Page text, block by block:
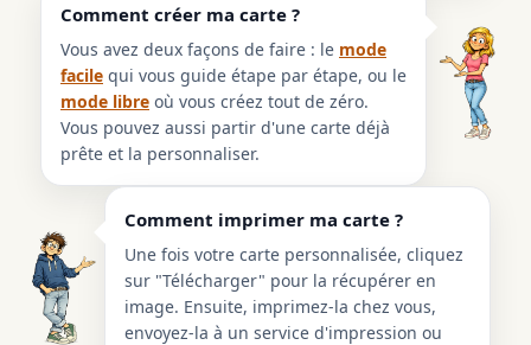
Comment créer ma carte ?
Vous avez deux façons de faire : le mode
facile qui vous guide étape par étape, ou le
mode libre où vous créez tout de zéro.
Vous pouvez aussi partir d'une carte déjà
prête et la personnaliser.
Comment imprimer ma carte ?
Une fois votre carte personnalisée, cliquez
sur "Télécharger" pour la récupérer en
image. Ensuite, imprimez-la chez vous,
envoyez-la à un service d'impression ou